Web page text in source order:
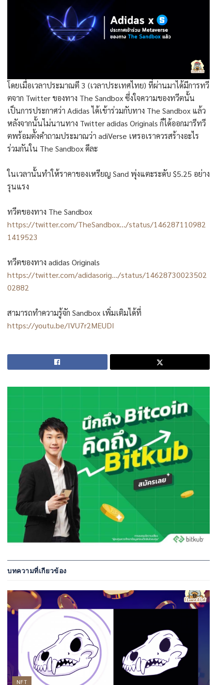
โดยเมื่อเวลาประมาณตี 3 (เวลาประเทศไทย) ที่ผ่านมาได้มีการทวี
ตจาก Twitter ของทาง The Sandbox ซึ่งใจความของทวีตนั้น
เป็นการประกาศว่า Adidas ได้เข้าร่วมกับทาง The Sandbox แล้ว
หลังจากนั้นไม่นานทาง Twitter adidas Originals ก็ได้ออกมารีทวี
ตพร้อมตั้งคำถามประมาณว่า adiVerse เหรอเราควรสร้างอะไร
ร่วมกันใน The Sandbox ดีละ
ในเวลานั้นทำให้ราคาของเหรียญ Sand พุ่งแตะระดับ $5.25 อย่าง
รุนแรง
ทวีตของทาง The Sandbox
https://twitter.com/TheSandbox…/status/146287110982
1419523
ทวีตของทาง adidas Originals
https://twitter.com/adidasorig…/status/14628730023502
02882
สามารถทำความรู้จัก Sandbox เพิ่มเติมได้ที่
https://youtu.be/IVU7r2MEUDI
บทความที่เกียวข้อง
NFT